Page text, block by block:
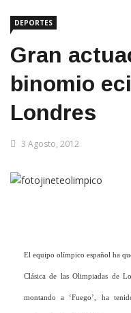
DEPORTES
Gran
binomio
Londres
3 Agosto, 2012
El equipo olímpico español ha
Clásica de las Olimpiadas de
montando a ‘Fuego’, ha